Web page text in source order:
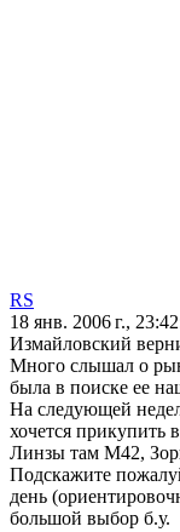
RS
18 янв. 2006 г.,
Измайловский
Много слышал о
была в поиске ее
На следующей
хочется прикупить
Линзы там М42,
Подскажите
день
большой выбор б.у.